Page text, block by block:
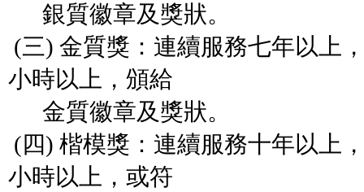
銀質徽章及獎狀。
(三) 金質獎：連續服務七年以上
小時以上，頒給
金質徽章及獎狀。
(四) 楷模獎：連續服務十年以上
小時以上，或符